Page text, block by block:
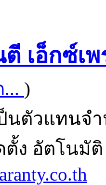
เอ็กซ์เ
)
นตัวแทนจ
ตั้ง อัตโนมั